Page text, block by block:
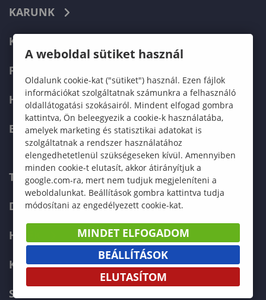
KARUNK
KÉPZÉSEK
FELVÉTELIZŐKNEK
HALLGATÓKNAK
ERASMUS+
TELEFONKÖNYV
DOKUMENTUMOK
HÍREK
KAPCSOLAT
SOPRONI EGYETEM FŐOLDAL
A weboldal sütiket használ
Oldalunk cookie-kat ("sütiket") használ. Ezen fájlok
információkat szolgáltatnak számunkra a felhasználó
oldallátogatási szokásairól. Mindent elfogad gombra
kattintva, Ön beleegyezik a cookie-k használatába,
amelyek marketing és statisztikai adatokat is
szolgáltatnak a rendszer használatához
elengedhetetlenül szükségeseken kívül. Amennyiben
minden cookie-t elutasít, akkor átirányítjuk a
google.com-ra, mert nem tudjuk megjeleníteni a
weboldalunkat. Beállítások gombra kattintva tudja
módosítani az engedélyezett cookie-kat.
MINDET ELFOGADOM
BEÁLLÍTÁSOK
ELUTASÍTOM